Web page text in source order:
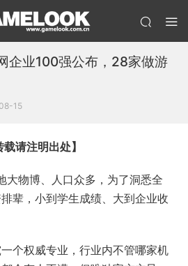
企业100强公布，28家做游
15
请注明出处】
物博、人口众多，为了洞悉全
辈，小到学生成绩、大到企业收
个权威专业，行业内不管哪家机